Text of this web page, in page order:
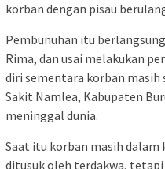
korban dengan pisau
Pembunuhan itu
Rima, dan usai melakukan
diri sementara korban masih
Sakit Namlea, Kabupaten
meninggal dunia.
Saat itu korban masih dalam
ditusuk oleh terdakwa,